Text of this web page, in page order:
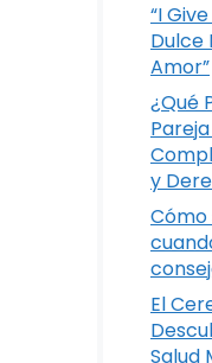
“I
Dulce
Amor”
¿Qué
y
El
Salud